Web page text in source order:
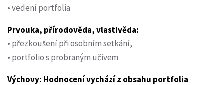
• vedení portfolia
Prvouka, přírodověda, vlastivěda:
• přezkoušení při osobním setkání,
• portfolio s probraným učivem
Výchovy: Hodnocení vychází z obsahu portfolia